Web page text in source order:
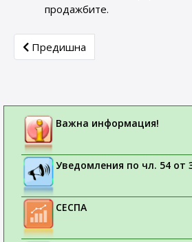
продажбите.
Previous article: СЪОБЩЕНИE
Предишна
Важна информация!
Уведомления по чл. 54 от
СЕСПА